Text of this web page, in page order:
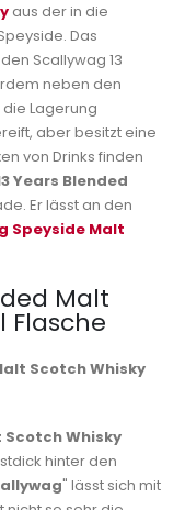
aus der in die
Das
Scallywag 13
neben den
Lagerung
aber besitzt eine
von Drinks finden
Years Blended
Er lässt an den
Speyside Malt
Malt
Flasche
Scotch Whisky
Scotch Whisky
hinter den
" lässt sich mit